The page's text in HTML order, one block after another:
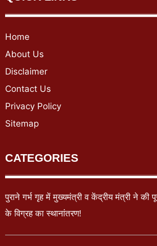
Home
About Us
Disclaimer
Contact Us
Privacy Policy
Sitemap
CATEGORIES
पुराने गर्भ गृह में मुख्यमंत्री व केंद्रीय मंत्री ने की
के विग्रह का स्थानांतरण!